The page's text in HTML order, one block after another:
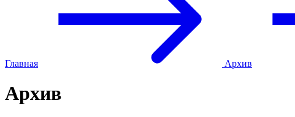
Главная Архив
Архив